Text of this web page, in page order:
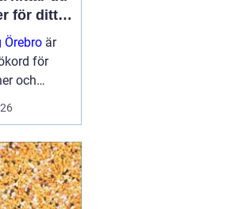
för ditt
Örebro är
för
och
att
eller
vill ha en